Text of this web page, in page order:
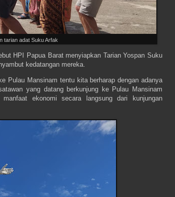
tarian adat Suku Arfak
HPI Papua Barat menyiapkan Tarian Yospan Suku
kedatangan mereka.
Pulau Mansinam tentu kita berharap dengan adanya
yang datang berkunjung ke Pulau Mansinam
ekonomi secara langsung dari kunjungan